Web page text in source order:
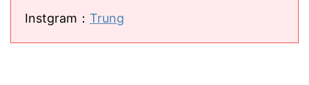
Instgram： Trung